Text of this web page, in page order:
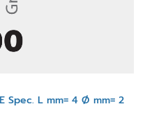
Spec. L mm= 4 Ø mm= 2